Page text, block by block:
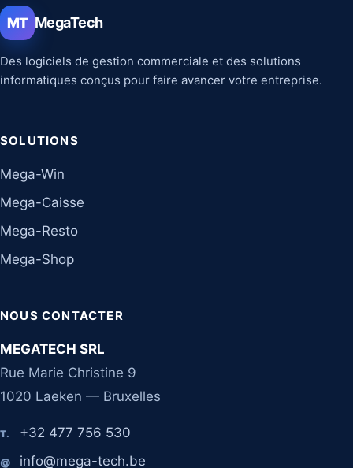
MT MegaTech
Des logiciels de gestion commerciale et des solutions
informatiques conçus pour faire avancer votre entreprise.
SOLUTIONS
Mega-Win
Mega-Caisse
Mega-Resto
Mega-Shop
NOUS CONTACTER
MEGATECH SRL
Rue Marie Christine 9
1020 Laeken — Bruxelles
T. +32 477 756 530
@ info@mega-tech.be